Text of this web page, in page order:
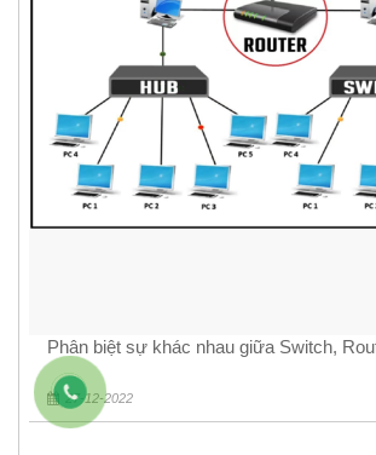
Phân biệt sự khác nhau giữa Switch,
27-12-2022